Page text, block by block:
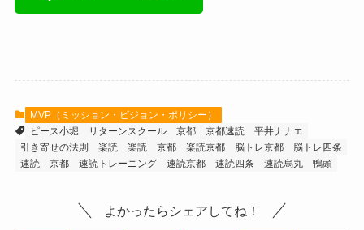
MVP（ミッション・ビジョン・ポリシー）
ピース小堀
リターンスクール 京都 京都速読
平井ナナエ
引き寄せの法則
楽読 楽読 京都 楽読京都 脳トレ京都
脳トレ四条
速読 京都
速読トレーニング 速読京都 速読四条 速読烏丸 鴨頭
よかったらシェアしてね！